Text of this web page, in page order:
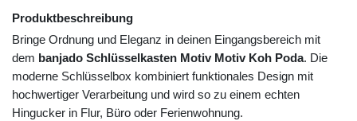
Produktbeschreibung
Bringe Ordnung und Eleganz in deinen Eingangsbereich mit
dem banjado Schlüsselkasten Motiv Motiv Koh Poda. Die
moderne Schlüsselbox kombiniert funktionales Design mit
hochwertiger Verarbeitung und wird so zu einem echten
Hingucker in Flur, Büro oder Ferienwohnung.